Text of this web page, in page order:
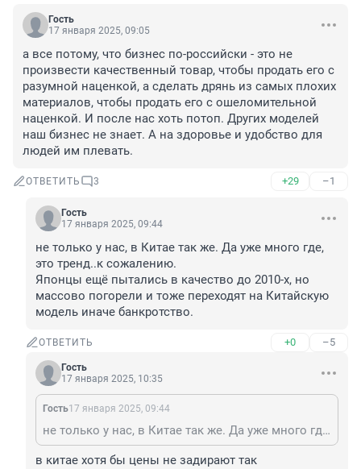
Гость
17 января 2025, 09:05
а все потому, что бизнес по-российски - это не
произвести качественный товар, чтобы продать его с
разумной наценкой, а сделать дрянь из самых плохих
материалов, чтобы продать его с ошеломительной
наценкой. И после нас хоть потоп. Других моделей
наш бизнес не знает. А на здоровье и удобство для
людей им плевать.
ОТВЕТИТЬ 3 +29 –1
Гость
17 января 2025, 09:44
не только у нас, в Китае так же. Да уже много где,
это тренд..к сожалению.
Японцы ещё пытались в качество до 2010-х, но
массово погорели и тоже переходят на Китайскую
модель иначе банкротство.
ОТВЕТИТЬ +0 –5
Гость
17 января 2025, 10:35
Гость17 января 2025, 09:44
не только у нас, в Китае так же. Да уже много где, это тренд..к сожалению. Японцы ещё пытались в качество до 2010-х, но массово погорели и тоже переходят на Китайскую модель иначе банкротство.
в китае хотя бы цены не задирают так